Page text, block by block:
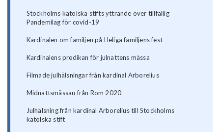
Stockholms katolska stifts yttrande över tillfällig
Pandemilag för covid-19
Kardinalen om familjen på Heliga familjens fest
Kardinalens predikan för julnattens mässa
Filmade julhälsningar från kardinal Arborelius
Midnattsmässan från Rom 2020
Julhälsning från kardinal Arborelius till Stockholms
katolska stift